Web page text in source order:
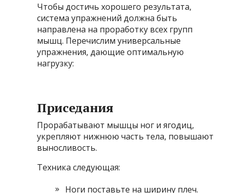
Чтобы достичь хорошего результата,
система упражнений должна быть
направлена на проработку всех групп
мышц. Перечислим универсальные
упражнения, дающие оптимальную
нагрузку:
Приседания
Прорабатывают мышцы ног и ягодиц,
укрепляют нижнюю часть тела, повышают
выносливость.
Техника следующая:
Ноги поставьте на ширину плеч.